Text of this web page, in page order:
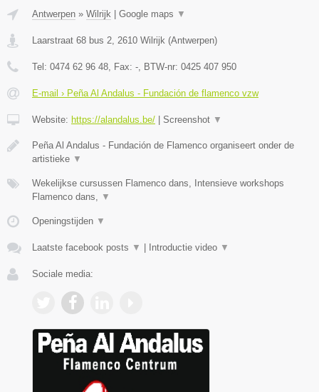
Antwerpen » Wilrijk | Google maps ▼
Laarstraat 68 bus 2 2610 Wilrijk (Antwerpen)
Tel: 0474 62 96 48 , Fax: - , BTW-nr: 0425 407 950
E-mail › Peña Al Andalus - Fundación de flamenco vzw
Website: https://alandalus.be/ | Screenshot ▼
Peña Al Andalus - Fundación de Flamenco organiseert onder de
artistieke ▼
Wekelijkse cursussen Flamenco dans, Intensieve workshops
Flamenco dans,
▼
Openingstijden ▼
Laatste facebook posts ▼ | Introductie video ▼
Sociale media: